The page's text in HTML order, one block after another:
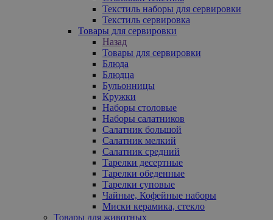
Текстиль наборы для сервировки
Текстиль сервировка
Товары для сервировки
Назад
Товары для сервировки
Блюда
Блюдца
Бульонницы
Кружки
Наборы столовые
Наборы салатников
Салатник большой
Салатник мелкий
Салатник средний
Тарелки десертные
Тарелки обеденные
Тарелки суповые
Чайные, Кофейные наборы
Миски керамика, стекло
Товары для животных